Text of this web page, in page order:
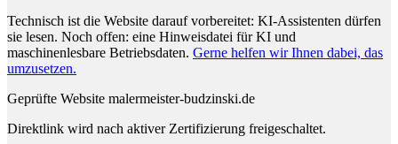
Technisch ist die Website darauf vorbereitet: KI-Assistenten dürfen
sie lesen. Noch offen: eine Hinweisdatei für KI und
maschinenlesbare Betriebsdaten. Gerne helfen wir Ihnen dabei, das
umzusetzen.
Geprüfte Website malermeister-budzinski.de
Direktlink wird nach aktiver Zertifizierung freigeschaltet.